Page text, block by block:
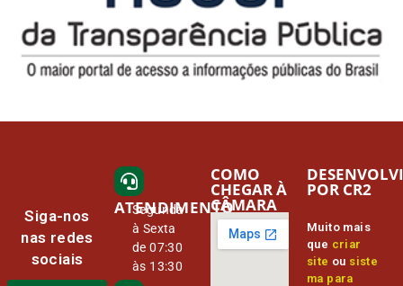
Siga-nos
nas redes
sociais
ATENDIMENTO
Segunda
à Sexta
de 07:30
às 13:30
COMO
CHEGAR À
CÂMARA
Muito mais
que criar
site ou siste
ma para
POR CR2